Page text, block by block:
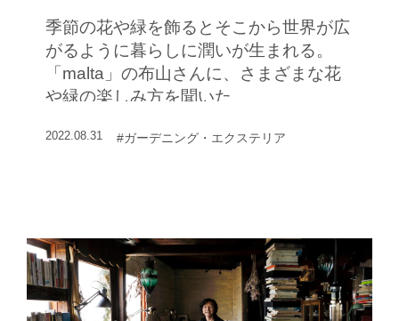
季節の花や緑を飾るとそこから世界が広
がるように暮らしに潤いが生まれる。
「malta」の布山さんに、さまざまな花
や緑の楽しみ方を聞いた
2022.08.31 #ガーデニング・エクステリア